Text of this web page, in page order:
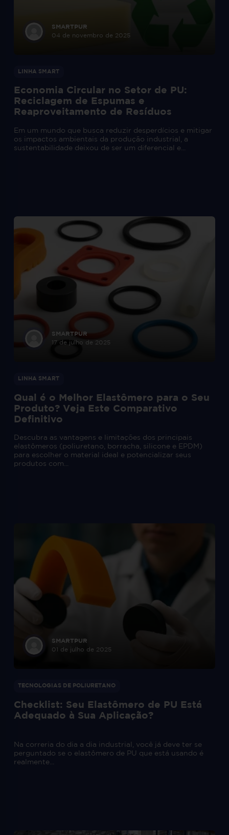
SMARTPUR
04 de novembro de 2025
LINHA SMART
Economia Circular no Setor de PU:
Reciclagem de Espumas e
Reaproveitamento de Resíduos
Em um mundo que busca reduzir desperdícios e mitigar
os impactos ambientais da produção industrial, a
sustentabilidade deixou de ser um diferencial e...
SMARTPUR
17 de julho de 2025
LINHA SMART
Qual é o Melhor Elastômero para o Seu
Produto? Veja Este Comparativo
Definitivo
Descubra as vantagens e limitações dos principais
elastômeros (poliuretano, borracha, silicone e EPDM)
para escolher o material ideal e potencializar seus
produtos com...
SMARTPUR
01 de julho de 2025
TECNOLOGIAS DE POLIURETANO
Checklist: Seu Elastômero de PU Está
Adequado à Sua Aplicação?
Na correria do dia a dia industrial, você já deve ter se
perguntado se o elastômero de PU que está usando é
realmente...